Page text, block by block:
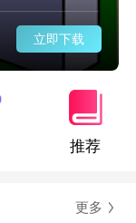
立即下载
推荐
更多